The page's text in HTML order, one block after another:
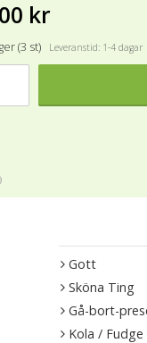
kr
(3 st) Leveranstid: 1-4 dagar
Gott
Sköna Ting
Gå-bort-
Kola / Fudge